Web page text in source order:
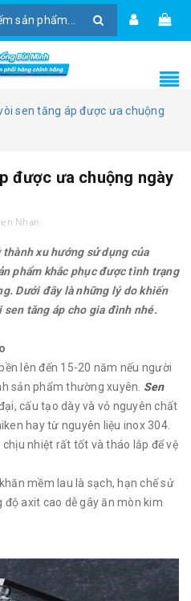
sen tăng áp được ưa chuộng
được ưa chuộng ngày
Nhan
xu hướng sử dụng của
phẩm khắc phục được tình trạng
Dưới đây là những lý do khiến
tăng áp cho gia đình nhé.
lên đến 15-20 năm nếu người
sản phẩm thường xuyên. Sen
cấu tạo dày và vỏ nguyên chất
hay từ nguyên liệu inox 304.
nhiệt rất tốt và tháo lắp để vệ
mềm lau là sạch, hạn chế sử
axit cao dễ gây ăn mòn kim